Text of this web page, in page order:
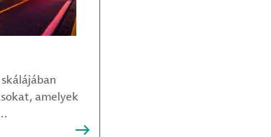
amelyek